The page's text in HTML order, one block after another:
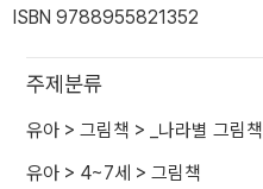
ISBN 9788955821352
주제분류
유아 > 그림책 > _나라별 그림책
유아 > 4~7세 > 그림책